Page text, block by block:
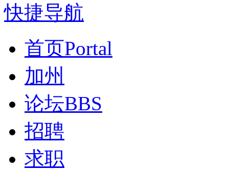
快捷导航
首页Portal
加州
论坛BBS
招聘
求职